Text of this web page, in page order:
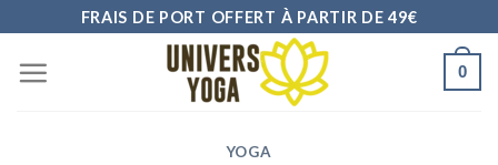
content
FRAIS DE PORT OFFERT À PARTIR DE 49€
0
YOGA